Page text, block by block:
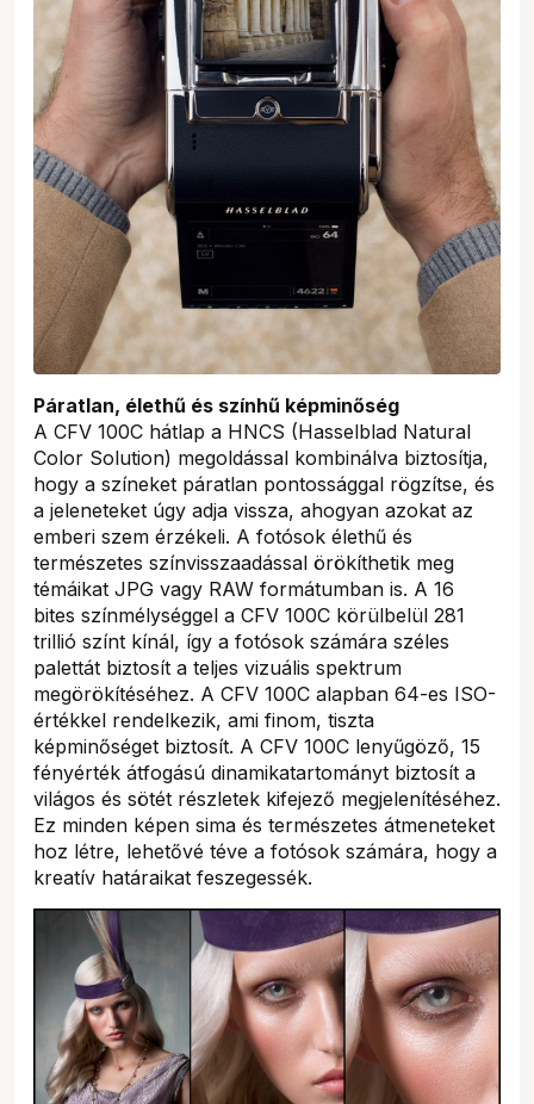
Páratlan, élethű és színhű képminőség
A CFV 100C hátlap a HNCS (Hasselblad Natural
Color Solution) megoldással kombinálva biztosítja,
hogy a színeket páratlan pontossággal rögzítse, és
a jeleneteket úgy adja vissza, ahogyan azokat az
emberi szem érzékeli. A fotósok élethű és
természetes színvisszaadással örökíthetik meg
témáikat JPG vagy RAW formátumban is. A 16
bites színmélységgel a CFV 100C körülbelül 281
trillió színt kínál, így a fotósok számára széles
palettát biztosít a teljes vizuális spektrum
megörökítéséhez. A CFV 100C alapban 64-es ISO-
értékkel rendelkezik, ami finom, tiszta
képminőséget biztosít. A CFV 100C lenyűgöző, 15
fényérték átfogású dinamikatartományt biztosít a
világos és sötét részletek kifejező megjelenítéséhez.
Ez minden képen sima és természetes átmeneteket
hoz létre, lehetővé téve a fotósok számára, hogy a
kreatív határaikat feszegessék.